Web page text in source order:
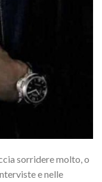
sorridere molto, o
e nelle